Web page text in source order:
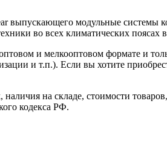
выпускающего модульные системы
во всех климатических
и мелкооптовом формате и
и т.п.). Если вы хотите
на складе, стоимости
кодекса РФ.